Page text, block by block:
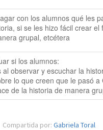
con los alumnos qué les
si se les hizo fácil crear el
grupal, etcétera
si los alumnos:
al observar y escuchar la
lo que creen que le pasó a
de la historia de manera
Compartida por: Gabriela Toral